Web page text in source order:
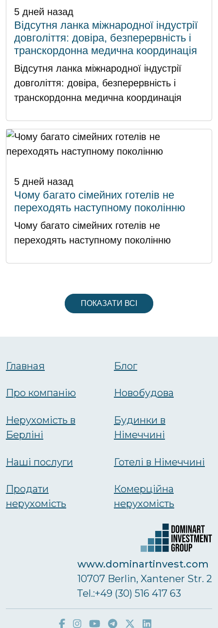
5 дней назад
Відсутня ланка міжнародної індустрії
довголіття: довіра, безперервність і
транскордонна медична координація
Відсутня ланка міжнародної індустрії
довголіття: довіра, безперервність і
транскордонна медична координація
5 дней назад
Чому багато сімейних готелів не
переходять наступному поколінню
Чому багато сімейних готелів не
переходять наступному поколінню
ПОКАЗАТИ ВСІ
Главная
Про компанію
Нерухомість в
Берліні
Наші послуги
Продати
нерухомість
Блог
Новобудова
Будинки в
Німеччині
Готелі в Німеччині
Комерційна
нерухомість
www.dominartinvest.com
10707 Berlin, Xantener Str. 2
Тel.:+49 (30) 516 417 63